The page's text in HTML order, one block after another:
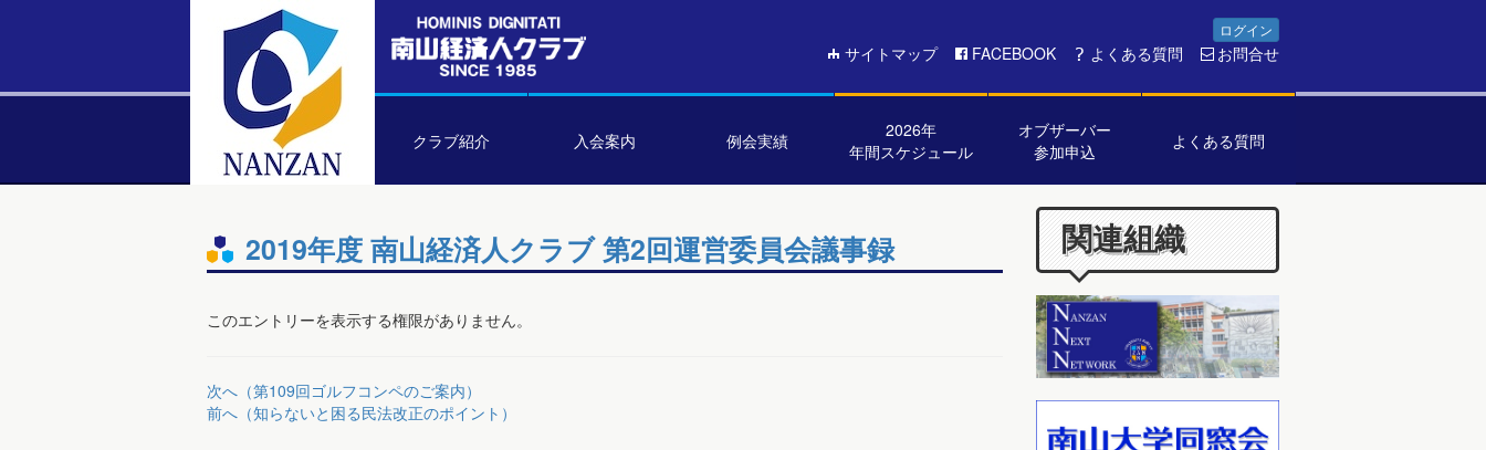
ログイン
サイトマップ FACEBOOK よくある質問 お問合せ
クラブ紹介 入会案内 例会実績
2026年
年間スケジュール
オブザーバー
参加申込
よくある質問
2019年度 南山経済人クラブ 第2回運営委員会議事録
このエントリーを表示する権限がありません。
次へ（第109回ゴルフコンペのご案内）
前へ（知らないと困る民法改正のポイント）
関連組織